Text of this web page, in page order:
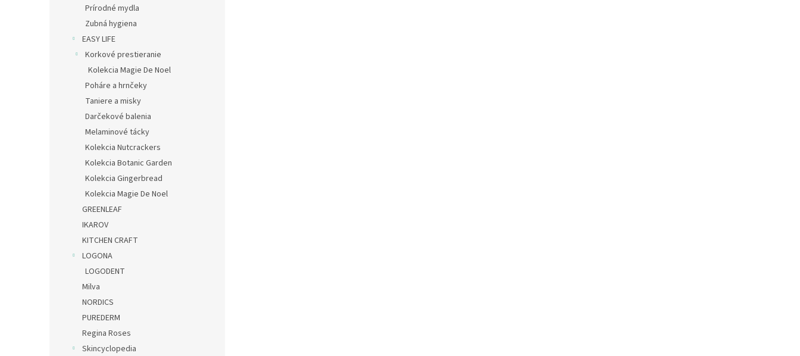
Prírodné mydla
Zubná hygiena
EASY LIFE
Korkové prestieranie
Kolekcia Magie De Noel
Poháre a hrnčeky
Taniere a misky
Darčekové balenia
Melaminové tácky
Kolekcia Nutcrackers
Kolekcia Botanic Garden
Kolekcia Gingerbread
Kolekcia Magie De Noel
GREENLEAF
IKAROV
KITCHEN CRAFT
LOGONA
LOGODENT
Milva
NORDICS
PUREDERM
Regina Roses
Skincyclopedia